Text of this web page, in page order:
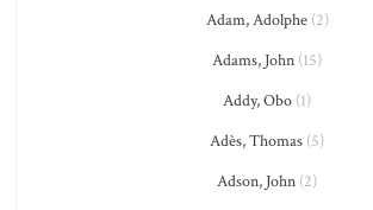
Adam, Adolphe(2)
Adams, John (15)
Addy, Obo (1)
Adès, Thomas (5)
Adson, John (2)